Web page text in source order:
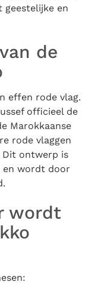
geestelijke en
de
effen rode vlag.
officieel de
Marokkaanse
rode vlaggen
Dit ontwerp is
en wordt door
wordt